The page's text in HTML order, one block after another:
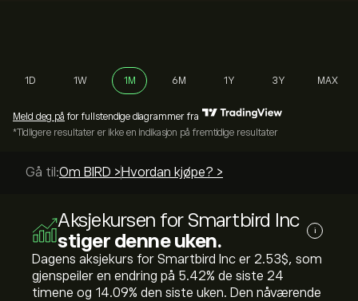
1D 1W 1M 6M 1Y 3Y MAX
Meld deg på for fullstendige diagrammer fra
*Tidligere resultater er ikke en indikasjon på fremtidige resultater
Gå til:Om BIRD > Hvordan kjøpe? >
Aksjekursen for Smartbird Inc
stiger denne uken.
i
Dagens aksjekurs for Smartbird Inc er 2.53‎$‎, som
gjenspeiler en endring på ‎5.42‎% de siste 24
timene og ‎14.09‎% den siste uken. Den nåværende